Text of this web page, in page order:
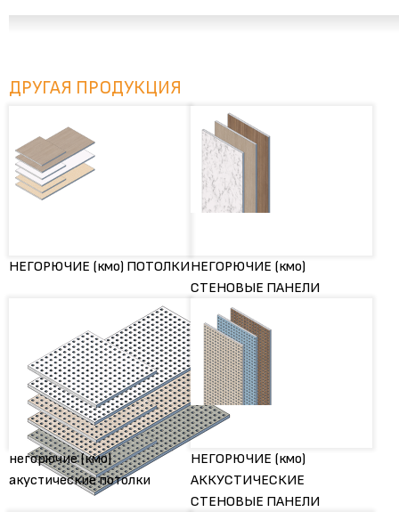
ДРУГАЯ ПРОДУКЦИЯ
НЕГОРЮЧИЕ (кмо) ПОТОЛКИНЕГОРЮЧИЕ (кмо)
СТЕНОВЫЕ ПАНЕЛИ
негорючие (кмо)
акустические потолки
НЕГОРЮЧИЕ (кмо)
АККУСТИЧЕСКИЕ
СТЕНОВЫЕ ПАНЕЛИ